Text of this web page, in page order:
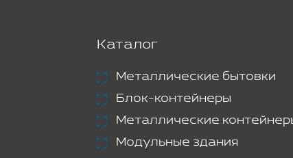
Каталог
Металлические бытовки
Блок-контейнеры
Металлические
Модульные здания